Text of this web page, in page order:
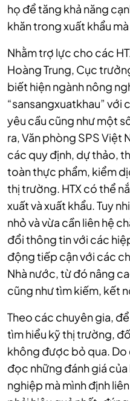
họ để tăng khả năng
khăn trong xuất khẩu
Nhằm trợ lực cho các
Hoàng Trung, Cục
biết hiện ngành nông
“sansangxuatkhau” với
yêu cầu cũng như một
ra, Văn phòng SPS Việt
các quy định, dự thảo,
toàn thực phẩm, kiểm
thị trường. HTX có thể
xuất và xuất khẩu. Tuy
nhỏ và vừa cần liên hệ
đổi thông tin với các
động tiếp cận với các
Nhà nước, từ đó nâng
cũng như tìm kiếm, kết
Theo các chuyên gia,
tìm hiểu kỹ thị trường,
không được bỏ qua. Do
đọc những đánh giá
nghiệp mà mình định